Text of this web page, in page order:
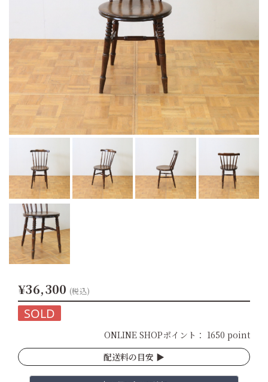
¥36,300 (税込)
SOLD
ONLINE SHOPポイント： 1650 point
配送料の目安 ▶︎